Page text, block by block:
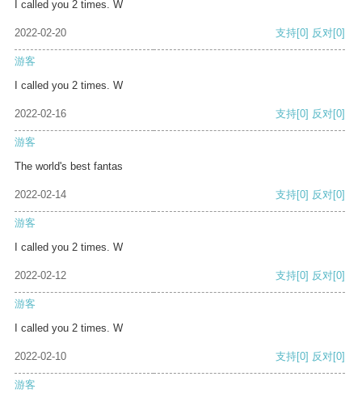
I called you 2 times. W
2022-02-20 支持[0] 反对[0]
游客
I called you 2 times. W
2022-02-16 支持[0] 反对[0]
游客
The world's best fantas
2022-02-14 支持[0] 反对[0]
游客
I called you 2 times. W
2022-02-12 支持[0] 反对[0]
游客
I called you 2 times. W
2022-02-10 支持[0] 反对[0]
游客